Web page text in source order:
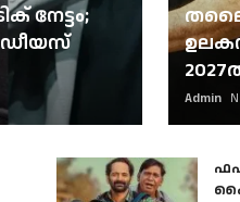
നേട്ടം;
Admin